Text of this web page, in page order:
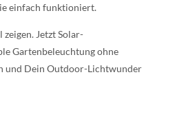
einfach funktioniert.
zeigen. Jetzt Solar-
Gartenbeleuchtung ohne
und Dein Outdoor-Lichtwunder